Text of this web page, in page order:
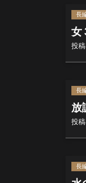
長
女
投
長
放
投
長